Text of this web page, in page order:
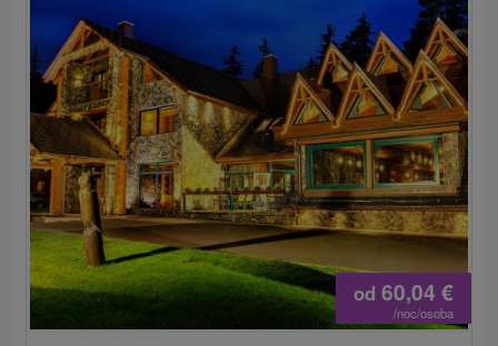
od 60,04 €
/noc/osoba